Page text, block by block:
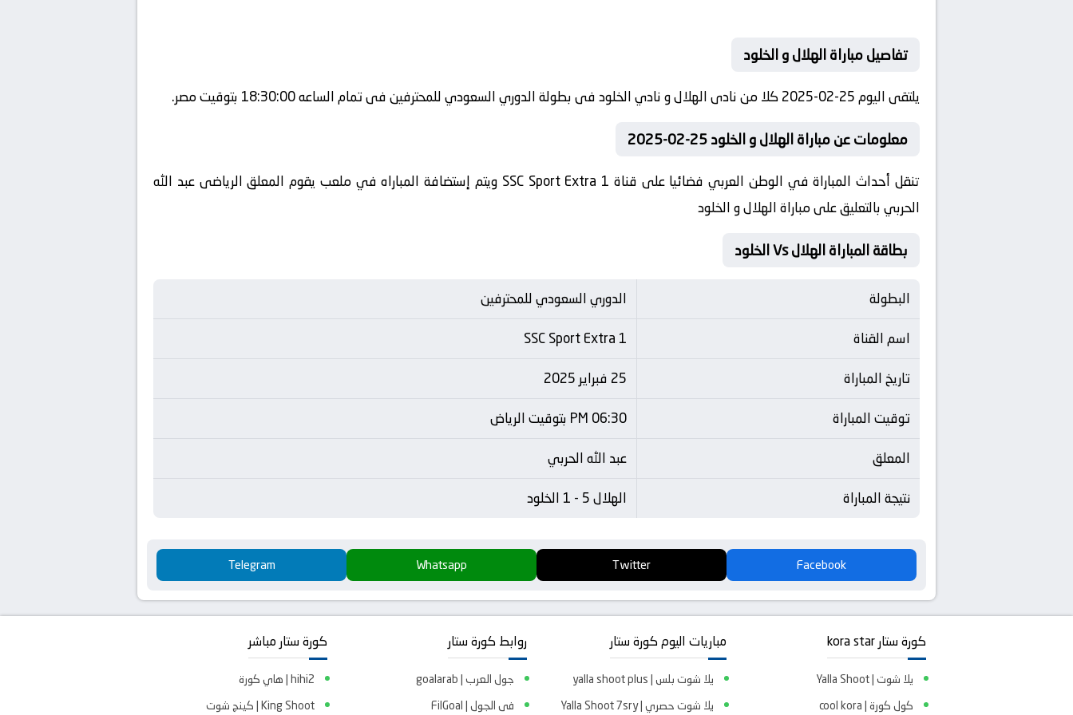
تفاصيل مباراة الهلال و الخلود
يلتقى اليوم 25-02-2025 كلا من نادى الهلال و نادي الخلود فى بطولة الدوري السعودي للمحترفين فى تمام الساعه 18:30:00 بتوقيت مصر.
معلومات عن مباراة الهلال و الخلود 25-02-2025
تنقل أحداث المباراة في الوطن العربي فضائيا على قناة SSC Sport Extra 1 ويتم إستضافة المباراه في ملعب يقوم المعلق الرياضى عبد الله
الحربي بالتعليق على مباراة الهلال و الخلود
بطاقة المباراة الهلال Vs الخلود
البطولة
الدوري السعودي للمحترفين
اسم القناة
SSC Sport Extra 1
تاريخ المباراة
25 فبراير 2025
توقيت المباراة
06:30 PM بتوقيت الرياض
المعلق
عبد الله الحربي
نتيجة المباراة
الهلال 5 - 1 الخلود
Facebook
Twitter
Whatsapp
Telegram
كورة ستار kora star
يلا شوت | Yalla Shoot
كول كورة | cool kora
مباريات اليوم كورة ستار
يلا شوت بلس | yalla shoot plus
يلا شوت حصري | Yalla Shoot 7sry
روابط كورة ستار
جول العرب | goalarab
فى الجول | FilGoal
كورة ستار مباشر
hihi2 | هاي كورة
King Shoot | كينج شوت